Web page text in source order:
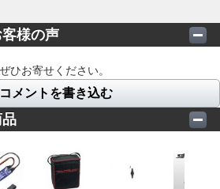
様の声
ひお寄せください。
メントを書き込む